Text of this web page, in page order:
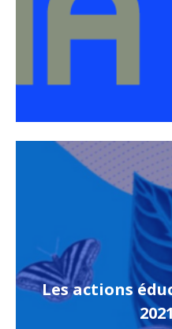
Les actions